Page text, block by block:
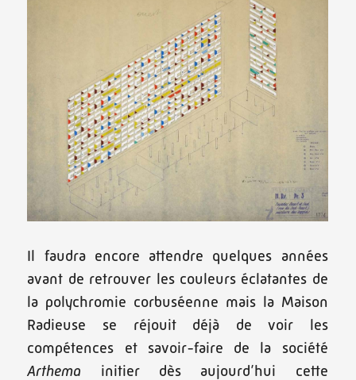
Il faudra encore attendre quelques années
avant de retrouver les couleurs éclatantes de
la polychromie corbuséenne mais la Maison
Radieuse se réjouit déjà de voir les
compétences et savoir-faire de la société
Arthema initier dès aujourd’hui cette